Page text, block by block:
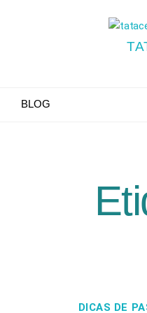
BLOG
DICAS DE